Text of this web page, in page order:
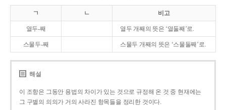
ㄱ ㄴ 비고
열두-째 열두 개째의 뜻은 ‘열둘째’로.
스물두-째 스물두 개째의 뜻은 ‘스물둘째’로.
해설
이 조항은 그동안 용법의 차이가 있는 것으로 규정해 온 것 중 현재에는
그 구별의 의의가 거의 사라진 항목들을 정리한 것이다.